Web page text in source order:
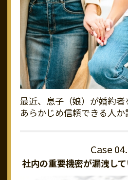
最近、息子（娘）が婚約者
あらかじめ信頼できる人か
社内の重要機密が漏洩し